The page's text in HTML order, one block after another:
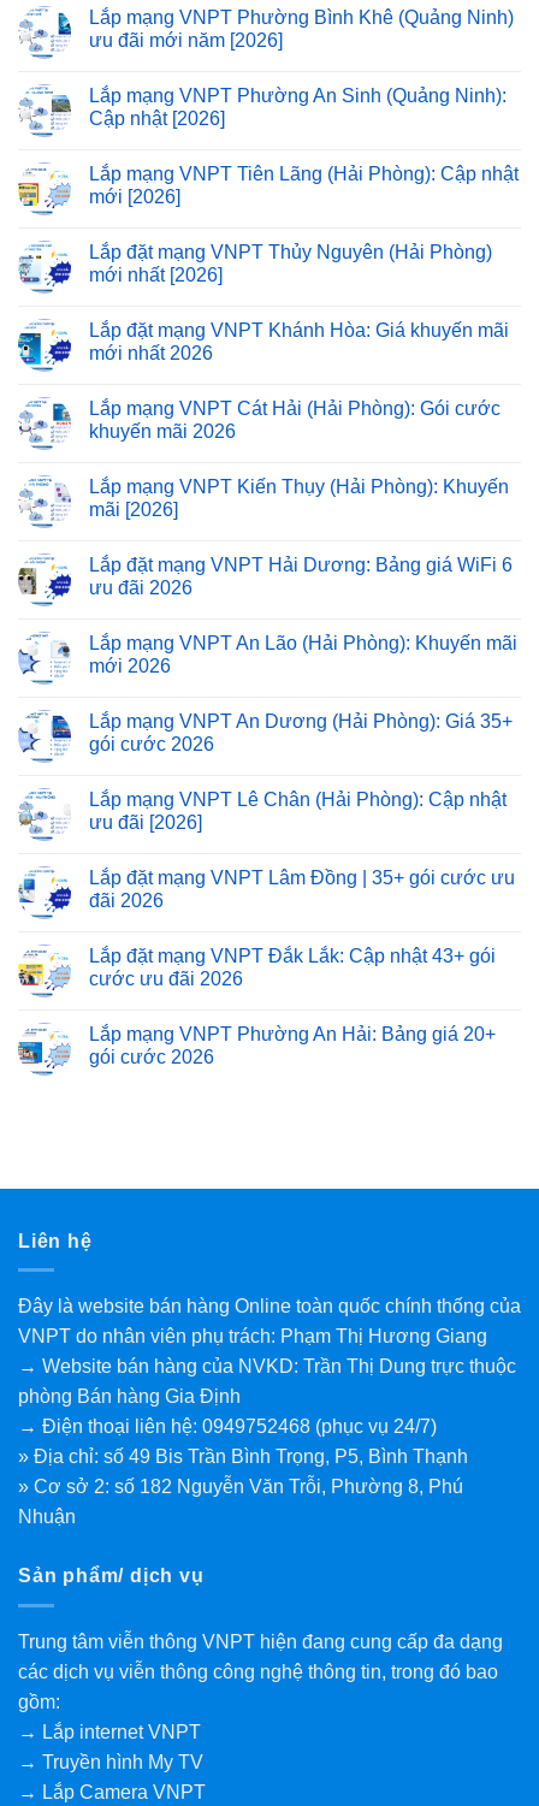
Lắp mạng VNPT Phường Bình Khê (Quảng Ninh)
ưu đãi mới năm [2026]
Lắp mạng VNPT Phường An Sinh (Quảng Ninh):
Cập nhật [2026]
Lắp mạng VNPT Tiên Lãng (Hải Phòng): Cập nhật
mới [2026]
Lắp đặt mạng VNPT Thủy Nguyên (Hải Phòng)
mới nhất [2026]
Lắp đặt mạng VNPT Khánh Hòa: Giá khuyến mãi
mới nhất 2026
Lắp mạng VNPT Cát Hải (Hải Phòng): Gói cước
khuyến mãi 2026
Lắp mạng VNPT Kiến Thụy (Hải Phòng): Khuyến
mãi [2026]
Lắp đặt mạng VNPT Hải Dương: Bảng giá WiFi 6
ưu đãi 2026
Lắp mạng VNPT An Lão (Hải Phòng): Khuyến mãi
mới 2026
Lắp mạng VNPT An Dương (Hải Phòng): Giá 35+
gói cước 2026
Lắp mạng VNPT Lê Chân (Hải Phòng): Cập nhật
ưu đãi [2026]
Lắp đặt mạng VNPT Lâm Đồng | 35+ gói cước ưu
đãi 2026
Lắp đặt mạng VNPT Đắk Lắk: Cập nhật 43+ gói
cước ưu đãi 2026
Lắp mạng VNPT Phường An Hải: Bảng giá 20+
gói cước 2026
Liên hệ
Đây là website bán hàng Online toàn quốc chính thống của
VNPT do nhân viên phụ trách: Phạm Thị Hương Giang
→ Website bán hàng của NVKD: Trần Thị Dung trực thuộc
phòng Bán hàng Gia Định
→ Điện thoại liên hệ: 0949752468 (phục vụ 24/7)
» Địa chỉ: số 49 Bis Trần Bình Trọng, P5, Bình Thạnh
» Cơ sở 2: số 182 Nguyễn Văn Trỗi, Phường 8, Phú
Nhuận
Sản phẩm/ dịch vụ
Trung tâm viễn thông VNPT hiện đang cung cấp đa dạng
các dịch vụ viễn thông công nghệ thông tin, trong đó bao
gồm:
→ Lắp internet VNPT
→ Truyền hình My TV
→ Lắp Camera VNPT